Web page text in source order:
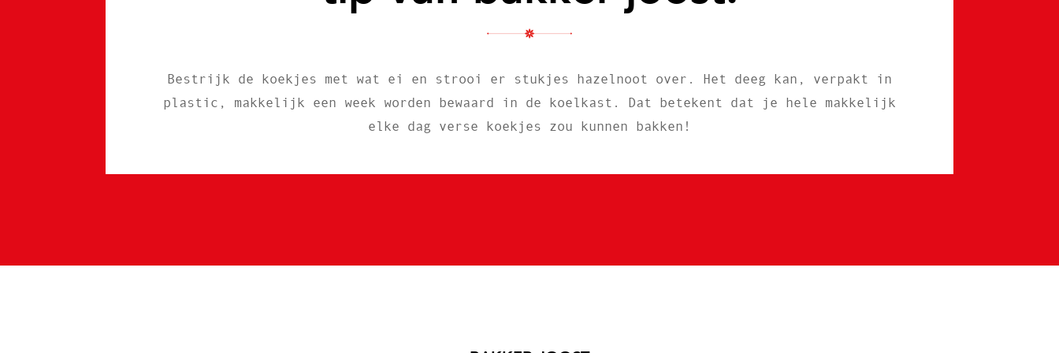
Bestrijk de koekjes met wat ei en strooi er stukjes hazelnoot over. Het deeg kan, verpakt in
plastic, makkelijk een week worden bewaard in de koelkast. Dat betekent dat je hele makkelijk
elke dag verse koekjes zou kunnen bakken!